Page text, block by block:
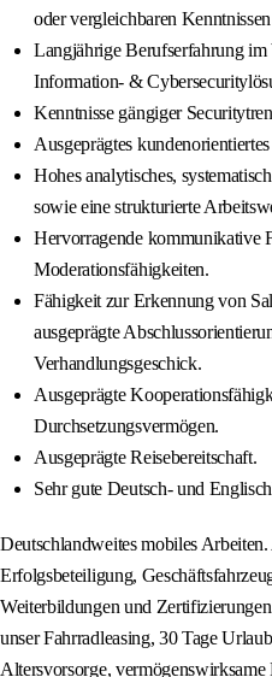
oder vergleichbaren
Langjährige Berufserfahrung
Information- &
Kenntnisse gängiger
Ausgeprägtes
Hohes analytisches,
sowie eine strukturierte
Hervorragende kommunikative
Moderationsfähigkeiten.
Fähigkeit zur Erkennung von
ausgeprägte
Verhandlungsgeschick.
Ausgeprägte
Durchsetzungsvermögen.
Ausgeprägte Reisebereitschaft.
Sehr gute Deutsch- und
Deutschlandweites mobiles
Erfolgsbeteiligung,
Weiterbildungen und
unser Fahrradleasing, 30 Tage
Altersvorsorge, vermögenswirksame